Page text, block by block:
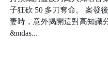
子狂砍 50 多刀奪命。 案發
妻時，意外揭開這對高知識
&mdas...